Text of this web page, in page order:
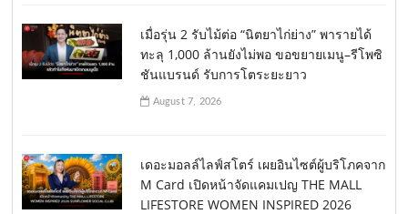
เมื่อรุ่น 2 รับไม้ต่อ “นิตยาไก่ย่าง” พารายได้
ทะลุ 1,000 ล้านยังไม่พอ ขอขยายเมนู–รีโพซิ
ชันแบรนด์ รับการโตระยะยาว
August 7, 2026
เดอะมอลล์ไลฟ์สโตร์ เผยอินไซต์ผู้บริโภคจาก
M Card เปิดหน้าจัดแคมเปญ THE MALL
LIFESTORE WOMEN INSPIRED 2026